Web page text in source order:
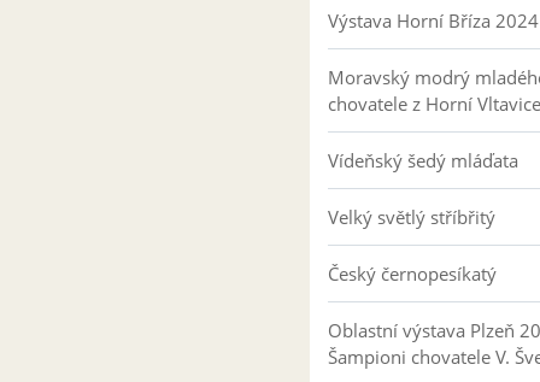
Výstava Horní Bříza 2024
Moravský modrý
chovatele z Horní Vltavice
Vídeňský šedý mláďata
Velký světlý stříbřitý
Český černopesíkatý
Oblastní výstava Plzeň
Šampioni chovatele V.